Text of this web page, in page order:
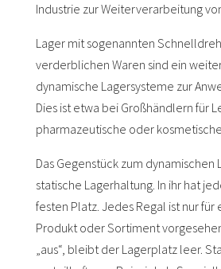
Industrie zur Weiterverarbeitung
Lager mit sogenannten
verderblichen Waren sind ein
dynamische Lagersysteme zur
Dies ist etwa bei Großhändlern für
pharmazeutische oder
Das Gegenstück zum dynamischen
statische Lagerhaltung. In ihr hat
festen Platz. Jedes Regal ist nur
Produkt oder Sortiment
„aus“, bleibt der Lagerplatz leer.